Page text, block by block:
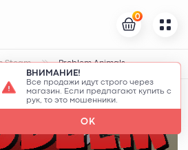
0
Steam Problem Animals
ВНИМАНИЕ!
Все продажи идут строго через
магазин. Если предлагают купить с
рук, то это мошенники.
OK